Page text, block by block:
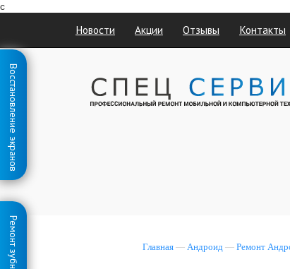
с
Восстановление экранов
Новости Акции Отзывы Контакты
Главная — Андроид — Ремонт